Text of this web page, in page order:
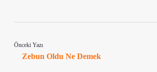
Önceki Yazı
Zebun Oldu Ne Demek